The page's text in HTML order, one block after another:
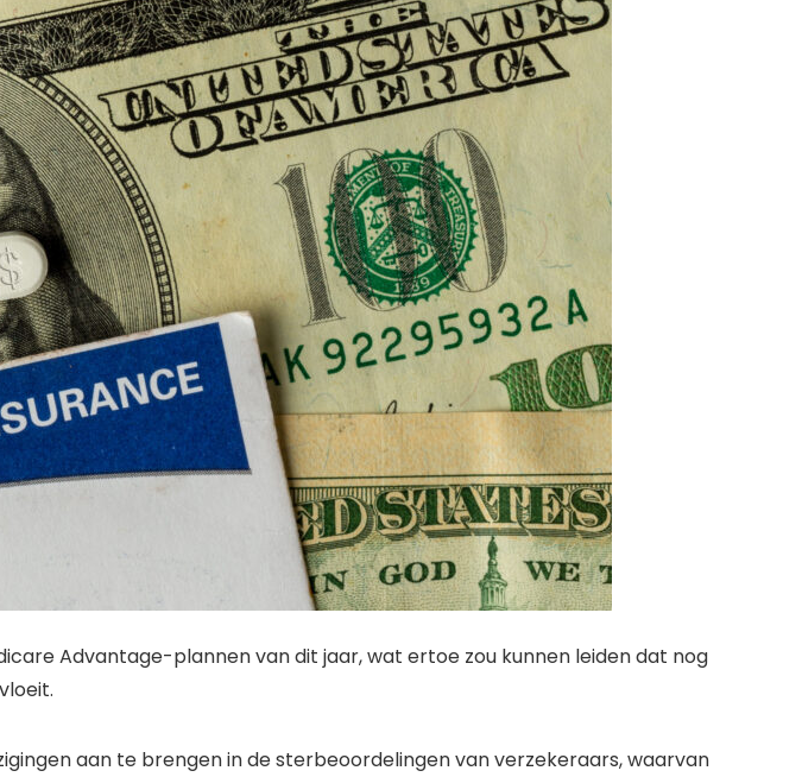
Advantage-plannen van dit jaar, wat ertoe zou kunnen leiden dat nog
aan te brengen in de sterbeoordelingen van verzekeraars, waarvan